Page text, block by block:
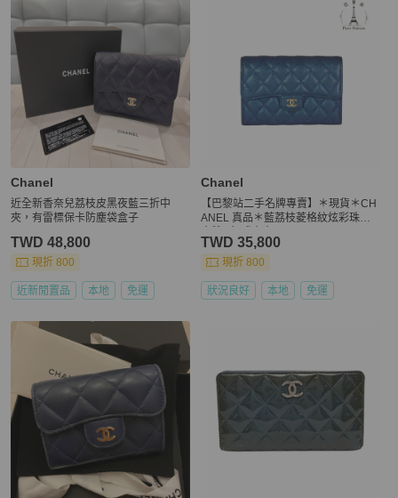
Chanel
近全新香奈兒荔枝皮黑夜藍三折中
夾，有雷標保卡防塵袋盒子
TWD 48,800
現折 800
近新閒置品 本地 免運
Chanel
【巴黎站二手名牌專賣】＊現貨＊CH
ANEL 真品＊藍荔枝菱格紋炫彩珠光
TWD 35,800
現折 800
狀況良好 本地 免運